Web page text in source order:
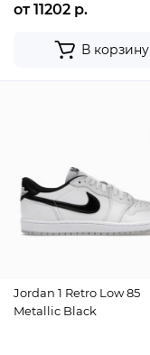
от 11202 р.
В корзину
Jordan 1 Retro Low 85
Metallic Black